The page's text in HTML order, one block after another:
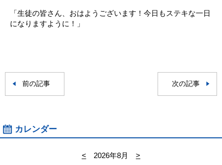
「生徒の皆さん、おはようございます！今日もステキな一日
になりますように！」
前の記事 次の記事
カレンダー
< 2026年8月
>